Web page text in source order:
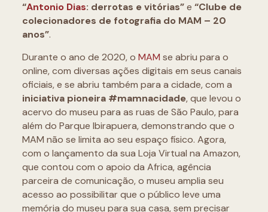
“Antonio Dias: derrotas e vitórias”e “Clube de
colecionadores de fotografia do MAM – 20
anos”.
Durante o ano de 2020, o MAM se abriu para o
online, com diversas ações digitais em seus canais
oficiais, e se abriu também para a cidade, com a
iniciativa pioneira #mamnacidade, que levou o
acervo do museu para as ruas de São Paulo, para
além do Parque Ibirapuera, demonstrando que o
MAM não se limita ao seu espaço físico. Agora,
com o lançamento da sua Loja Virtual na Amazon,
que contou com o apoio da Africa, agência
parceira de comunicação, o museu amplia seu
acesso ao possibilitar que o público leve uma
memória do museu para sua casa, sem precisar